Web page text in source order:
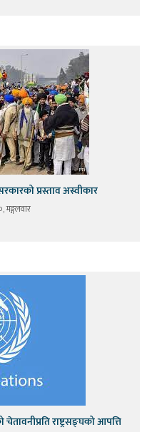
प्रस्ताव अस्वीकार
राष्ट्रसङ्घको आपत्ति